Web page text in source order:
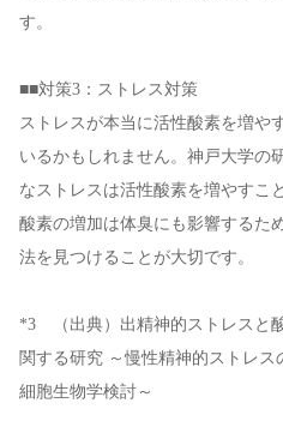
す。
■■対策3：ストレス対策
ストレスが本当に活性酸素を増や
いるかもしれません。神戸大学の
なストレスは活性酸素を増やす
酸素の増加は体臭にも影響するた
法を見つけることが大切です。
*3 （出典）出精神的ストレスと
関する研究 ～慢性精神的ストレ
細胞生物学検討～